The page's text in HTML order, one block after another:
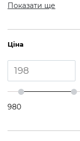
Показати ще
Ціна
980